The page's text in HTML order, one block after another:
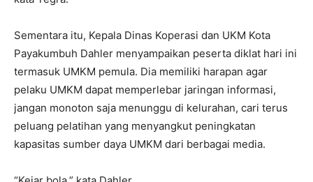
Sementara itu, Kepala Dinas Koperasi dan UKM Kota
Payakumbuh Dahler menyampaikan peserta diklat hari ini
termasuk UMKM pemula. Dia memiliki harapan agar
pelaku UMKM dapat memperlebar jaringan informasi,
jangan monoton saja menunggu di kelurahan, cari terus
peluang pelatihan yang menyangkut peningkatan
kapasitas sumber daya UMKM dari berbagai media.